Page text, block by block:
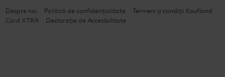
Despre noi Politică de confidențialitate
Termeni și condiții Kaufland
Card XTRA
Declarație de Accesibilitate